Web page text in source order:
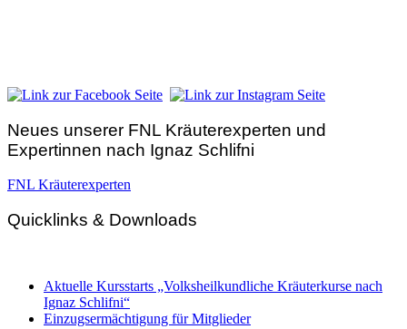
Neues unserer FNL Kräuterexperten und
Expertinnen nach Ignaz Schlifni
FNL Kräuterexperten
Quicklinks & Downloads
Aktuelle Kursstarts „Volksheilkundliche Kräuterkurse nach
Ignaz Schlifni“
Einzugsermächtigung für Mitglieder